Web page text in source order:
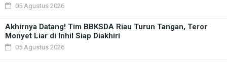
05 Agustus 2026
Akhirnya Datang! Tim BBKSDA Riau Turun Tangan, Teror
Monyet Liar di Inhil Siap Diakhiri
05 Agustus 2026